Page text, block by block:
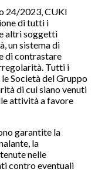
24/2023, CUKI
di tutti i
altri soggetti
un sistema di
di contrastare
Tutti i
Società del Gruppo
di cui siano venuti
attività a favore
garantite la
la
nelle
contro eventuali